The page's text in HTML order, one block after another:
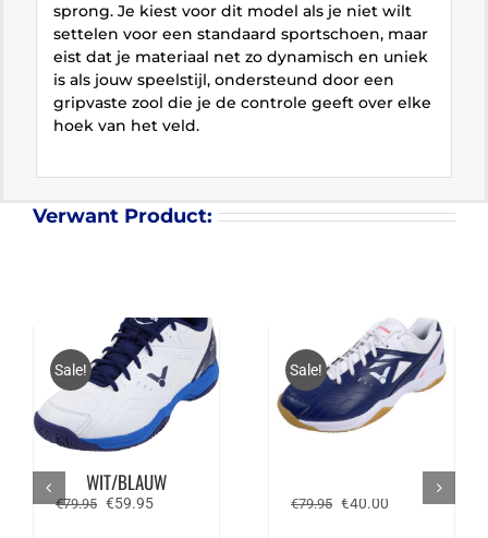
sprong. Je kiest voor dit model als je niet wilt
settelen voor een standaard sportschoen, maar
eist dat je materiaal net zo dynamisch en uniek
is als jouw speelstijl, ondersteund door een
gripvaste zool die je de controle geeft over elke
hoek van het veld.
Verwant Product:
Sale!
VICTOR A170 A –
WIT/BLAUW
€79.95 Oorspronkelijke
€59.95Huidige
Sale!
€79.95 Oorspronkelijke
€40.00Huidige